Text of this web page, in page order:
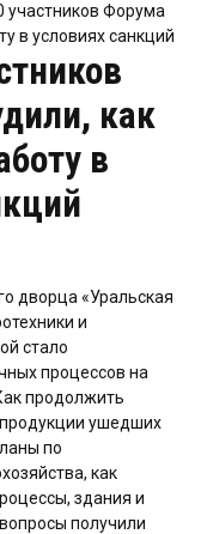
участников Форума
в условиях санкций
как
в
дворца «Уральская
и
стало
процессов на
продолжить
ушедших
по
как
здания и
получили